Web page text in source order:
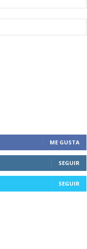
ME GUSTA
SEGUIR
SEGUIR